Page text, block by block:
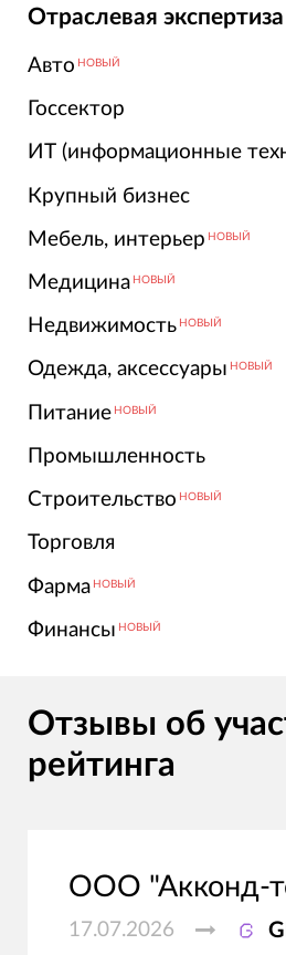
Отраслевая экспертиза
Авто НОВЫЙ
Госсектор
ИТ (информационные
Крупный бизнес
Мебель, интерьер НОВЫЙ
Медицина НОВЫЙ
Недвижимость НОВЫЙ
Одежда, аксессуары НОВЫЙ
Питание НОВЫЙ
Промышленность
Строительство НОВЫЙ
Торговля
Фарма НОВЫЙ
Финансы НОВЫЙ
Отзывы об
рейтинга
ООО "Акконд-
17.07.2026